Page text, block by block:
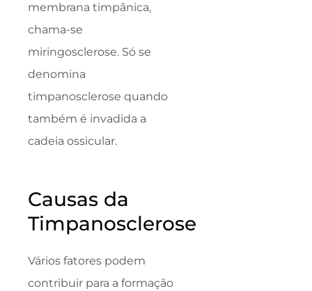
membrana timpânica,
chama-se
miringosclerose. Só se
denomina
timpanosclerose quando
também é invadida a
cadeia ossicular.
Causas da
Timpanosclerose
Vários fatores podem
contribuir para a formação